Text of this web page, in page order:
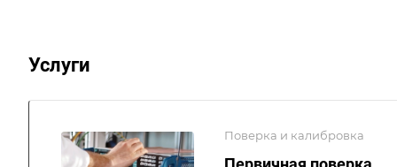
Услуги
Поверка и калибровка